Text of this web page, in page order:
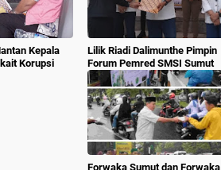
Kepala
Korupsi
Lilik Riadi Dalimunthe Pimpin
Forum Pemred SMSI Sumut
Forwaka Sumut dan Forwaka